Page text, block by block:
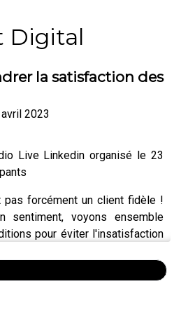
Digital
la satisfaction des
2023
Live Linkedin organisé le 23
forcément un client fidèle !
sentiment, voyons ensemble
pour éviter l'insatisfaction
vos clients.